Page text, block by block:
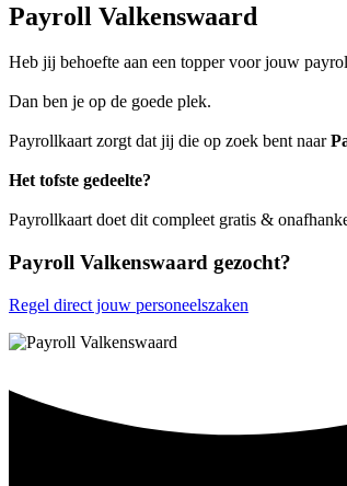
Payroll Valkenswaard
Heb jij behoefte aan een topper voor jouw
Dan ben je op de goede plek.
Payrollkaart zorgt dat jij die op zoek bent naar
Het tofste gedeelte?
Payrollkaart doet dit compleet gratis &
Payroll Valkenswaard gezocht?
Regel direct jouw personeelszaken